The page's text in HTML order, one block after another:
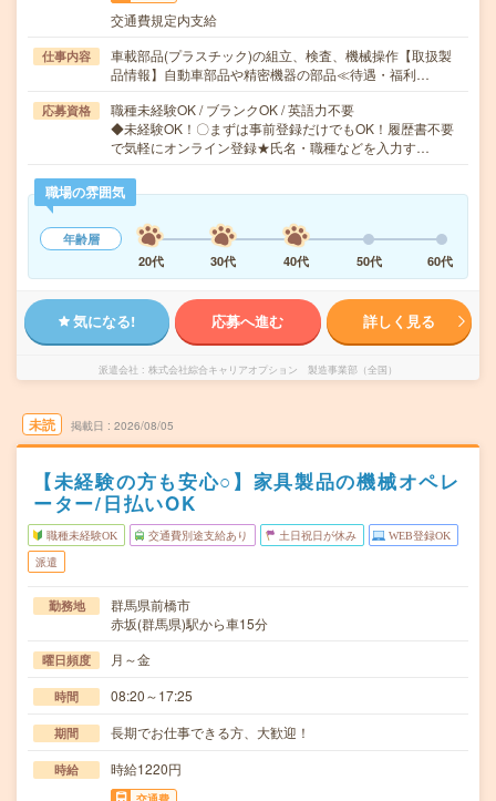
交通費規定内支給
仕事内容
車載部品(プラスチック)の組立、検査、機械操作【取扱製
品情報】自動車部品や精密機器の部品≪待遇・福利…
応募資格
職種未経験OK / ブランクOK / 英語力不要
◆未経験OK！〇まずは事前登録だけでもOK！履歴書不要
で気軽にオンライン登録★氏名・職種などを入力す…
職場の雰囲気
年齢層
20代
30代 40代 50代 60代
気になる! 応募へ進む 詳しく見る
派遣会社 株式会社綜合キャリアオプション 製造事業部（全国）
未読 掲載日 2026/08/05
【未経験の方も安心○】家具製品の機械オペレ
ーター/日払いOK
職種未経験OK 交通費別途支給あり 土日祝日が休み WEB登録OK
派遣
勤務地
群馬県前橋市
赤坂(群馬県)駅から車15分
曜日頻度 月～金
時間 08:20～17:25
期間 長期でお仕事できる方、大歓迎！
時給 時給1220円